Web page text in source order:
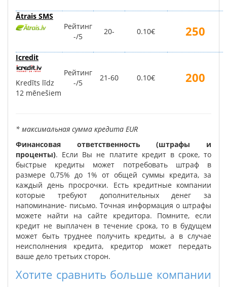
Ātrais SMS
Рейтинг
-/5
20- 0.10€ 250
Icredit
Kredīts līdz
12 mēnešiem
Рейтинг
-/5
21-60 0.10€ 200
* максимальная сумма кредита EUR
Финансовая ответственность (штрафы и
проценты). Если Вы не платите кредит в сроке, то
быстрые кредиты может потребовать штраф в
размере 0,75% до 1% от общей суммы кредита, за
каждый день просрочки. Есть кредитные компании
которые требуют дополнительных денег за
напоминание- письмо. Точная информация о штрафы
можете найти на сайте кредитора. Помните, если
кредит не выплачен в течение срока, то в будущем
может быть труднее получить кредиты, а в случае
неисполнения кредита, кредитор может передать
ваше дело третьих сторон.
Хотите сравнить больше компании